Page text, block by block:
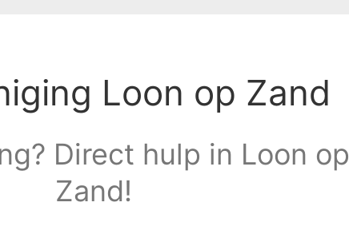
Loon op Zand
Direct hulp in Loon op
Zand!